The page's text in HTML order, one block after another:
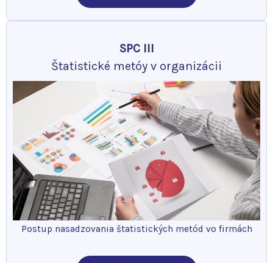
SPC III
Štatistické metóy v organizácii
Postup nasadzovania štatistických metód vo firmách